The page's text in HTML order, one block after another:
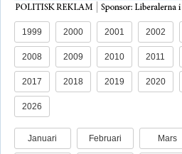
1999 2000 2001 2002
2008 2009 2010 2011
2017 2018 2019 2020
2026
Januari Februari Mars